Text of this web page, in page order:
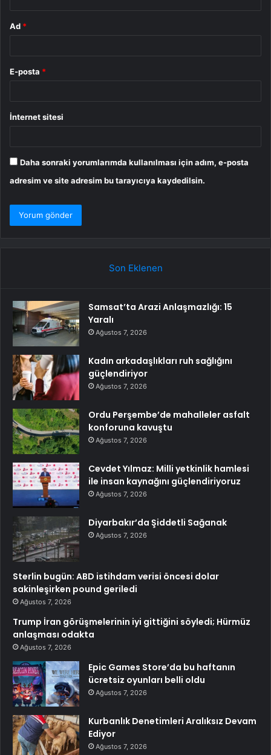
Ad *
E-posta *
İnternet sitesi
Daha sonraki yorumlarımda kullanılması için adım, e-posta
adresim ve site adresim bu tarayıcıya kaydedilsin.
Son Eklenen
Samsat’ta Arazi Anlaşmazlığı: 15
Yaralı
Ağustos 7, 2026
Kadın arkadaşlıkları ruh sağlığını
güçlendiriyor
Ağustos 7, 2026
Ordu Perşembe’de mahalleler asfalt
konforuna kavuştu
Ağustos 7, 2026
Cevdet Yılmaz: Milli yetkinlik hamlesi
ile insan kaynağını güçlendiriyoruz
Ağustos 7, 2026
Diyarbakır’da Şiddetli Sağanak
Ağustos 7, 2026
Sterlin bugün: ABD istihdam verisi öncesi dolar
sakinleşirken pound geriledi
Ağustos 7, 2026
Trump İran görüşmelerinin iyi gittiğini söyledi; Hürmüz
anlaşması odakta
Ağustos 7, 2026
Epic Games Store’da bu haftanın
ücretsiz oyunları belli oldu
Ağustos 7, 2026
Kurbanlık Denetimleri Aralıksız Devam
Ediyor
Ağustos 7, 2026